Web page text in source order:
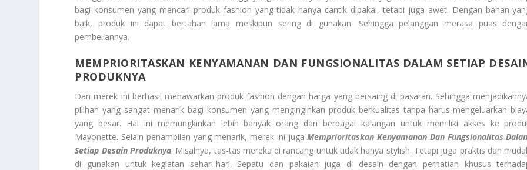
bagi konsumen yang mencari produk fashion yang tidak hanya cantik dipakai, tetapi juga awet. Dengan bahan
baik, produk ini dapat bertahan lama meskipun sering di gunakan. Sehingga pelanggan merasa puas
pembeliannya.
MEMPRIORITASKAN KENYAMANAN DAN FUNGSIONALITAS DALAM SETIAP
PRODUKNYA
Dan merek ini berhasil menawarkan produk fashion dengan harga yang bersaing di pasaran. Sehingga
pilihan yang sangat menarik bagi konsumen yang menginginkan produk berkualitas tanpa harus mengeluarkan
yang besar. Hal ini memungkinkan lebih banyak orang dari berbagai kalangan untuk memiliki akses ke
Mayonette. Selain penampilan yang menarik, merek ini jugaMemprioritaskan Kenyamanan Dan Fungsionalitas
Setiap Desain Produknya. Misalnya, tas-tas mereka di rancang untuk tidak hanya stylish. Tetapi juga praktis dan
di gunakan untuk kegiatan sehari-hari. Sepatu dan pakaian juga di desain dengan perhatian khusus